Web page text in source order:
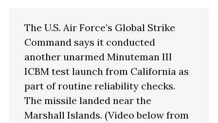
The U.S. Air Force’s Global Strike
Command says it conducted
another unarmed Minuteman III
ICBM test launch from California as
part of routine reliability checks.
The missile landed near the
Marshall Islands. (Video below from